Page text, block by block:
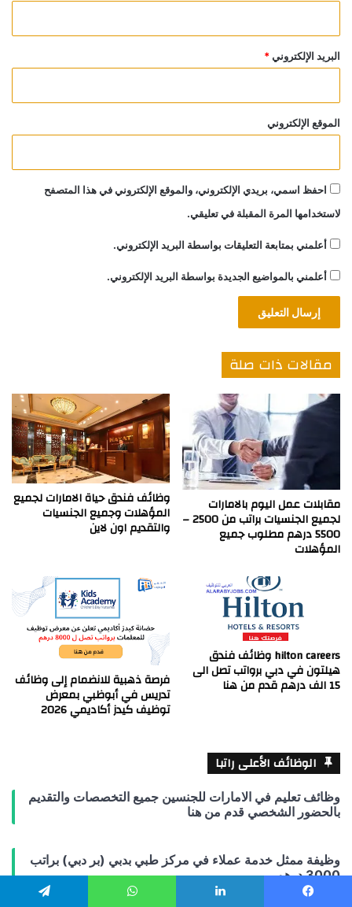
البريد الإلكتروني*
الموقع الإلكتروني
احفظ اسمي، بريدي الإلكتروني، والموقع الإلكتروني في هذا المتصفح
لاستخدامها المرة المقبلة في تعليقي.
أعلمني بمتابعة التعليقات بواسطة البريد الإلكتروني.
أعلمني بالمواضيع الجديدة بواسطة البريد الإلكتروني.
مقالات ذات صلة
مقابلات عمل اليوم بالامارات
لجميع الجنسيات براتب من 2500 –
5500 درهم مطلوب جميع
المؤهلات
وظائف فندق حياة الامارات لجميع
المؤهلات وجميع الجنسيات
والتقديم اون لاين
hilton careers وظائف فندق
هيلتون في دبي برواتب تصل الى
15 الف درهم قدم من هنا فرصة ذهبية للانضمام إلى وظائف
تدريس في أبوظبي بمعرض
توظيف كيدز أكاديمي 2026
الوظائف الأعلى راتبا
وظائف تعليم في الامارات للجنسين جميع التخصصات والتقديم
بالحضور الشخصي قدم من هنا
وظيفة ممثل خدمة عملاء في مركز طبي بدبي (بر دبي) براتب
3000 درهم